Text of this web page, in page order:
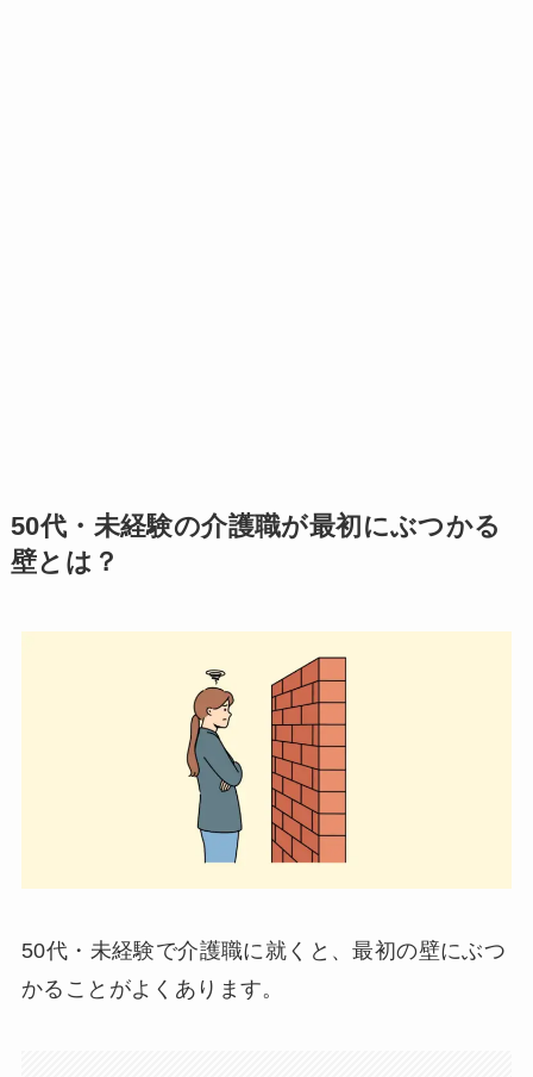
50代・未経験の介護職が最初にぶつかる
壁とは？
50代・未経験で介護職に就くと、最初の壁にぶつ
かることがよくあります。